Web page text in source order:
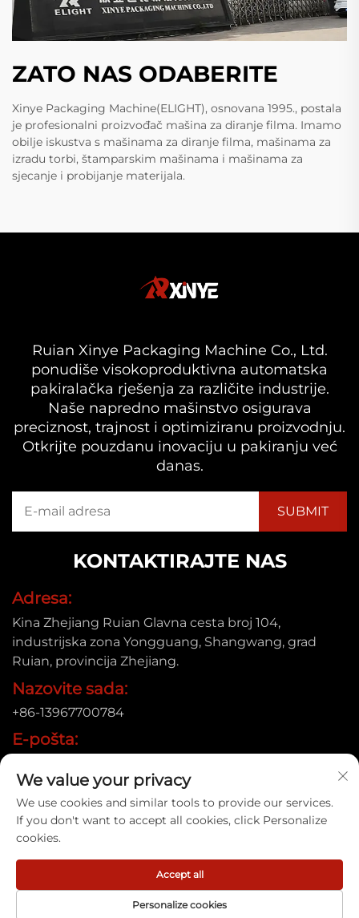
ZATO NAS ODABERITE
Xinye Packaging Machine(ELIGHT), osnovana 1995., postala
je profesionalni proizvođač mašina za diranje filma. Imamo
obilje iskustva s mašinama za diranje filma, mašinama za
izradu torbi, štamparskim mašinama i mašinama za
sjecanje i probijanje materijala.
Ruian Xinye Packaging Machine Co., Ltd.
ponudiše visokoproduktivna automatska
pakiralačka rješenja za različite industrije.
Naše napredno mašinstvo osigurava
preciznost, trajnost i optimiziranu proizvodnju.
Otkrijte pouzdanu inovaciju u pakiranju već
danas.
KONTAKTIRAJTE NAS
Adresa:
Kina Zhejiang Ruian Glavna cesta broj 104,
industrijska zona Yongguang, Shangwang, grad
Ruian, provincija Zhejiang.
Nazovite sada:
+86-13967700784
E-pošta:
Autorsko pravo © 2025 Ruian Xinye Packaging Machine Co.,
We value your privacy
We use cookies and similar tools to provide our services.
If you don't want to accept all cookies, click Personalize
cookies.
Personalize cookies
Accept all